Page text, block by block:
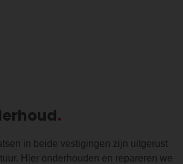
in beide vestigingen zijn uitgerust
Hier onderhouden en repareren we